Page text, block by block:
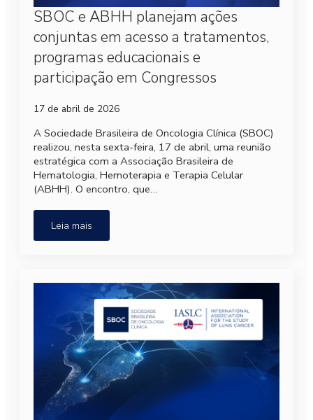
SBOC e ABHH planejam ações
conjuntas em acesso a tratamentos,
programas educacionais e
participação em Congressos
17 de abril de 2026
A Sociedade Brasileira de Oncologia Clínica (SBOC)
realizou, nesta sexta-feira, 17 de abril, uma reunião
estratégica com a Associação Brasileira de
Hematologia, Hemoterapia e Terapia Celular
(ABHH). O encontro, que…
Leia mais